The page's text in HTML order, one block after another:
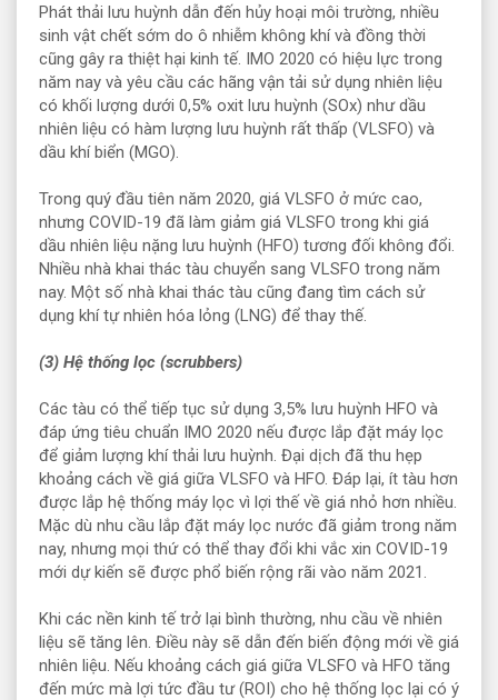
Phát thải lưu huỳnh dẫn đến hủy hoại môi trường, nhiều
sinh vật chết sớm do ô nhiễm không khí và đồng thời
cũng gây ra thiệt hại kinh tế. IMO 2020 có hiệu lực trong
năm nay và yêu cầu các hãng vận tải sử dụng nhiên liệu
có khối lượng dưới 0,5% oxit lưu huỳnh (SOx) như dầu
nhiên liệu có hàm lượng lưu huỳnh rất thấp (VLSFO) và
dầu khí biển (MGO).
Trong quý đầu tiên năm 2020, giá VLSFO ở mức cao,
nhưng COVID-19 đã làm giảm giá VLSFO trong khi giá
dầu nhiên liệu nặng lưu huỳnh (HFO) tương đối không đổi.
Nhiều nhà khai thác tàu chuyển sang VLSFO trong năm
nay. Một số nhà khai thác tàu cũng đang tìm cách sử
dụng khí tự nhiên hóa lỏng (LNG) để thay thế.
(3) Hệ thống lọc (scrubbers)
Các tàu có thể tiếp tục sử dụng 3,5% lưu huỳnh HFO và
đáp ứng tiêu chuẩn IMO 2020 nếu được lắp đặt máy lọc
để giảm lượng khí thải lưu huỳnh. Đại dịch đã thu hẹp
khoảng cách về giá giữa VLSFO và HFO. Đáp lại, ít tàu hơn
được lắp hệ thống máy lọc vì lợi thế về giá nhỏ hơn nhiều.
Mặc dù nhu cầu lắp đặt máy lọc nước đã giảm trong năm
nay, nhưng mọi thứ có thể thay đổi khi vắc xin COVID-19
mới dự kiến sẽ được phổ biến rộng rãi vào năm 2021.
Khi các nền kinh tế trở lại bình thường, nhu cầu về nhiên
liệu sẽ tăng lên. Điều này sẽ dẫn đến biến động mới về giá
nhiên liệu. Nếu khoảng cách giá giữa VLSFO và HFO tăng
đến mức mà lợi tức đầu tư (ROI) cho hệ thống lọc lại có ý